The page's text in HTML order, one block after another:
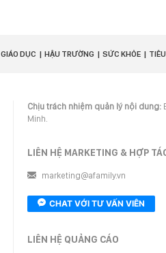
GIÁO DỤC HẬU TRƯỜNG SỨC KHỎE
Chịu trách nhiệm quản lý nội dung:
Minh.
LIÊN HỆ MARKETING & HỢP
marketing@afamily.vn
CHAT VỚI TƯ VẤN VIÊN
LIÊN HỆ QUẢNG CÁO